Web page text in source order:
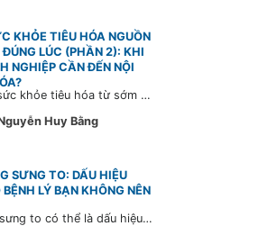
KHỎE TIÊU HÓA NGUỒN
LÚC (PHẦN 2): KHI
NGHIỆP CẦN ĐẾN NỘI
Chăm sóc sức khỏe tiêu hóa từ sớm không chỉ giúp phát hiện bệnh kịp thời mà còn góp phần xây dựng đội ngũ khỏe mạnh, ổn định và gắn bó lâu dài. CarePlus sẵn sàng đồng hành cùng doanh nghiệp trong việc thiết kế chương trình chăm sóc sức khỏe phù hợp theo từng nhân sự, nhằm tối ưu hiệu quả đầu tư phúc lợi và phát triển nguồn nhân lực bền vững.
Huy Bằng
SƯNG TO: DẤU HIỆU
LÝ BẠN KHÔNG NÊN
Nướu răng sưng to có thể là dấu hiệu cảnh báo bệnh lý răng miệng. Cùng Bác sĩ CarePlus tìm hiểu nguyên nhân, triệu chứng và thời điểm cần đi khám bác sĩ trong bài viết dưới đây.